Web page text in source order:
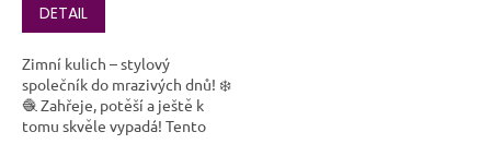
5,0
5
hvězdiček.
DETAIL
Zimní kulich – stylový
společník do mrazivých dnů! ❄️
🧶 Zahřeje, potěší a ještě k
tomu skvěle vypadá! Tento